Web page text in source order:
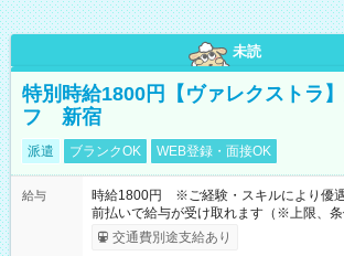
未読
特別時給1800円【ヴァレクストラ
フ 新宿
派遣 ブランクOK WEB登録・面接OK
給与
時給1800円 ※ご経験・スキルにより優
前払いで給与が受け取れます（※上限、条
交通費別途支給あり